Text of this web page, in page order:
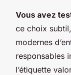
Vous avez
ce choix
modernes
responsables
l’étiquette